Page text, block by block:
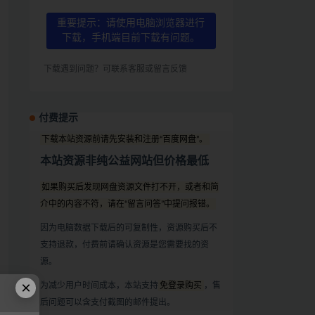
重要提示：请使用电脑浏览器进行
下载，手机端目前下载有问题。
下载遇到问题？可联系客服或留言反馈
付费提示
下载本站资源前请先安装和注册“百度网盘”。
本站资源非纯公益网站但价格最低
如果购买后发现网盘资源文件打不开，或者和简
介中的内容不符，请在“留言问答”中提问报错。
因为电脑数据下载后的可复制性，资源购买后不
支持退款，付费前请确认资源是您需要找的资
源。
为减少用户时间成本，本站支持 免登录购买 ，售
后问题可以含支付截图的邮件提出。
×